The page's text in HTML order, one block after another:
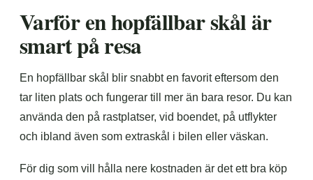
Varför en hopfällbar skål är
smart på resa
En hopfällbar skål blir snabbt en favorit eftersom den
tar liten plats och fungerar till mer än bara resor. Du kan
använda den på rastplatser, vid boendet, på utflykter
och ibland även som extraskål i bilen eller väskan.
För dig som vill hålla nere kostnaden är det ett bra köp